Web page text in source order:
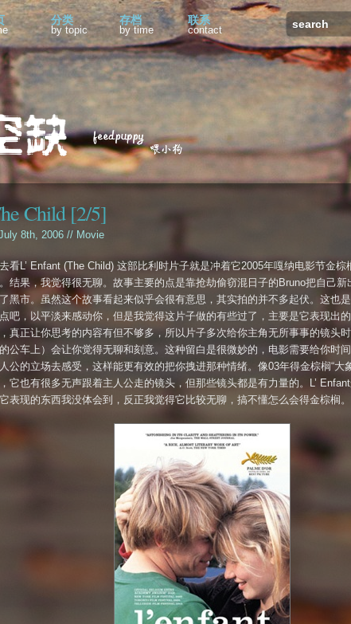
分类
by topic
存档
by time
联系
contact
Child [2/5]
8th, 2006 // Movie
看L’ Enfant (The Child) 这部比利时片子就是冲着它2005年嘎纳电影节金棕
结果，我觉得很无聊。故事主要的点是靠抢劫偷窃混日子的Bruno把自己新
黑市。虽然这个故事看起来似乎会很有意思，其实拍的并不多起伏。这也
吧，以平淡来感动你，但是我觉得这片子做的有些过了，主要是它表现出
真正让你思考的内容有但不够多，所以片子多次给你主角无所事事的镜头
公车上）会让你觉得无聊和刻意。这种留白是很微妙的，电影需要给你时
公的立场去感受，这样能更有效的把你拽进那种情绪。像03年得金棕榈“大
它也有很多无声跟着主人公走的镜头，但那些镜头都是有力量的。L’
表现的东西我没体会到，反正我觉得它比较无聊，搞不懂怎么会得金棕榈。